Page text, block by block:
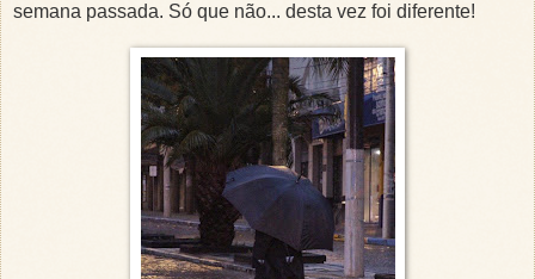
semana passada. Só que não... desta vez foi diferente!